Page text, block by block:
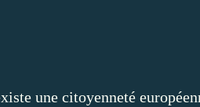
une citoyenneté